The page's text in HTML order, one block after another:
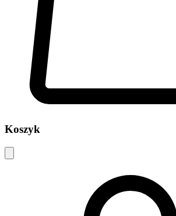
Koszyk